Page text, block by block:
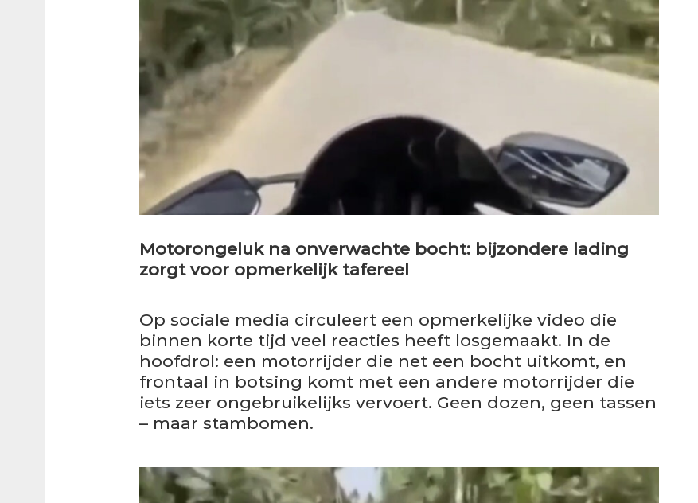
Motorongeluk na onverwachte bocht: bijzondere lading
zorgt voor opmerkelijk tafereel
Op sociale media circuleert een opmerkelijke video die
binnen korte tijd veel reacties heeft losgemaakt. In de
hoofdrol: een motorrijder die net een bocht uitkomt, en
frontaal in botsing komt met een andere motorrijder die
iets zeer ongebruikelijks vervoert. Geen dozen, geen tassen
– maar stambomen.